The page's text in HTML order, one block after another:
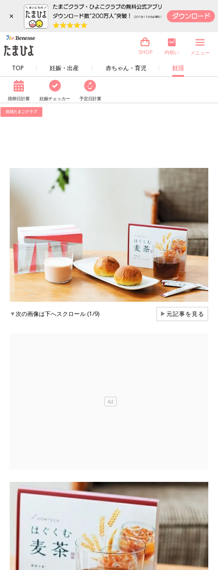
×
TOP 妊娠・出産 赤ちゃん・育児 妊活
SHOP 内祝い メニュー
排卵日計算 妊娠チェッカー 予定日計算
妊活たまごクラブ
▼次の画像は下へスクロール (1/9) ▶元記事を見る